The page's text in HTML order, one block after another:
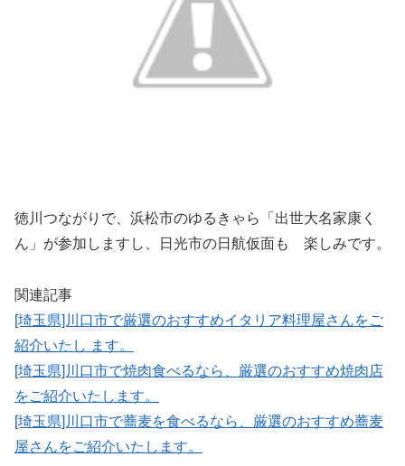
徳川つながりで、浜松市のゆるきゃら「出世大名家康く
ん」が参加しますし、日光市の日航仮面も 楽しみです。
関連記事
[埼玉県]川口市で厳選のおすすめイタリア料理屋さんをご
紹介いたし ます。
[埼玉県]川口市で焼肉食べるなら、厳選のおすすめ焼肉店
をご紹介いたします。
[埼玉県]川口市で蕎麦を食べるなら、厳選のおすすめ蕎麦
屋さんをご紹介いたします。